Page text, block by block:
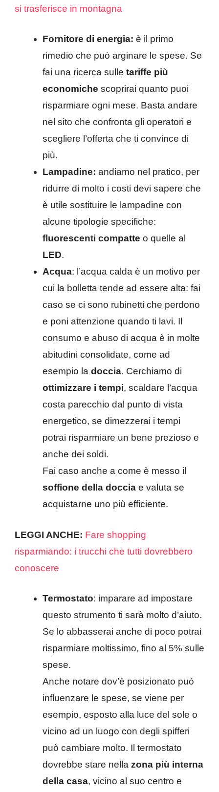
si trasferisce in montagna
Fornitore di energia: è il primo
rimedio che può arginare le spese. Se
fai una ricerca sulle tariffe più
economiche scoprirai quanto puoi
risparmiare ogni mese. Basta andare
nel sito che confronta gli operatori e
scegliere l’offerta che ti convince di
più.
Lampadine: andiamo nel pratico, per
ridurre di molto i costi devi sapere che
è utile sostituire le lampadine con
alcune tipologie specifiche:
fluorescenti compatte o quelle al
LED.
Acqua: l’acqua calda è un motivo per
cui la bolletta tende ad essere alta: fai
caso se ci sono rubinetti che perdono
e poni attenzione quando ti lavi. Il
consumo e abuso di acqua è in molte
abitudini consolidate, come ad
esempio la doccia. Cerchiamo di
ottimizzare i tempi, scaldare l’acqua
costa parecchio dal punto di vista
energetico, se dimezzerai i tempi
potrai risparmiare un bene prezioso e
anche dei soldi.
Fai caso anche a come è messo il
soffione della doccia e valuta se
acquistarne uno più efficiente.
LEGGI ANCHE: Fare shopping
risparmiando: i trucchi che tutti dovrebbero
conoscere
Termostato: imparare ad impostare
questo strumento ti sarà molto d’aiuto.
Se lo abbasserai anche di poco potrai
risparmiare moltissimo, fino al 5% sulle
spese.
Anche notare dov’è posizionato può
influenzare le spese, se viene per
esempio, esposto alla luce del sole o
vicino ad un luogo con degli spifferi
può cambiare molto. Il termostato
dovrebbe stare nella zona più interna
della casa, vicino al suo centro e